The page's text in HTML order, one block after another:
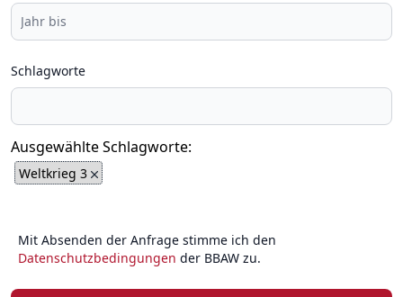
Schlagworte
Ausgewählte Schlagworte:
Weltkrieg 3
Mit Absenden der Anfrage stimme ich den
Datenschutzbedingungen der BBAW zu.